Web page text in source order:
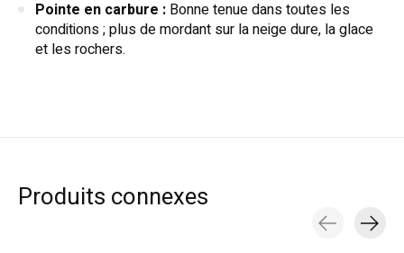
Pointe en carbure : Bonne tenue dans toutes les
conditions ; plus de mordant sur la neige dure, la glace
et les rochers.
Produits connexes